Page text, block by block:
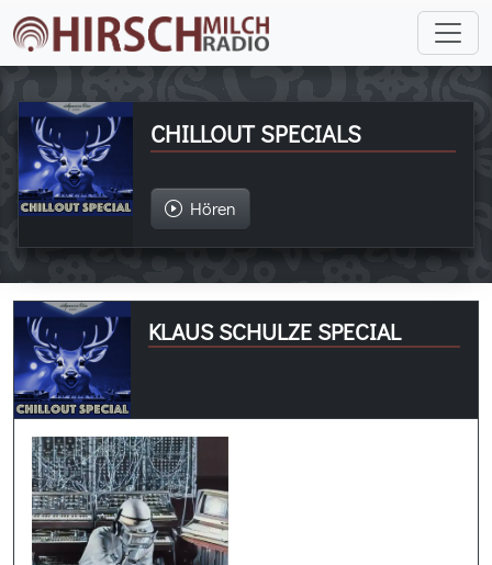
CHILLOUT SPECIALS
Hören
KLAUS SCHULZE SPECIAL